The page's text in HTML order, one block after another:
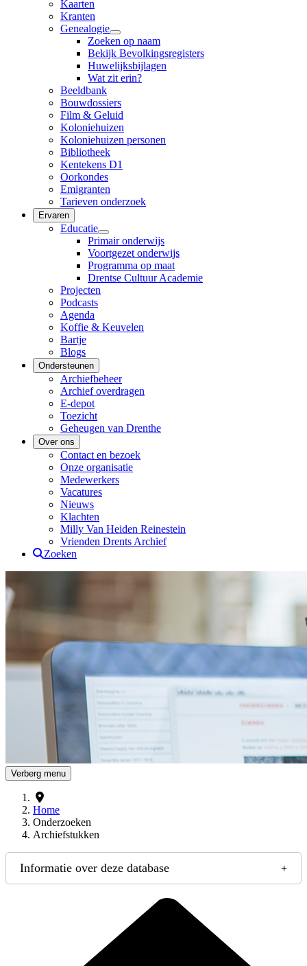
Kaarten
Kranten
Genealogie
Zoeken op naam
Bekijk Bevolkingsregisters
Huwelijksbijlagen
Wat zit erin?
Beeldbank
Bouwdossiers
Film & Geluid
Koloniehuizen
Koloniehuizen personen
Bibliotheek
Kentekens D1
Oorkondes
Emigranten
Tarieven onderzoek
Ervaren
Educatie
Primair onderwijs
Voortgezet onderwijs
Programma op maat
Drentse Cultuur Academie
Projecten
Podcasts
Agenda
Koffie & Keuvelen
Bartje
Blogs
Ondersteunen
Archiefbeheer
Archief overdragen
E-depot
Toezicht
Geheugen van Drenthe
Over ons
Contact en bezoek
Onze organisatie
Medewerkers
Vacatures
Nieuws
Klachten
Milly Van Heiden Reinestein
Vrienden Drents Archief
Zoeken
Drents Archief
Verberg menu
Home
Onderzoeken
Archiefstukken
Informatie over deze database